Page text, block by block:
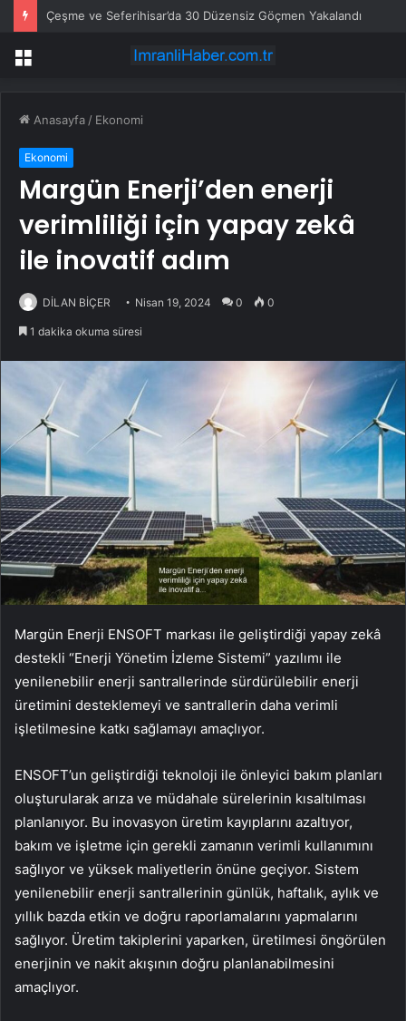
Çeşme ve Seferihisar’da 30 Düzensiz Göçmen Yakalandı
Menü
Anasayfa / Ekonomi
Ekonomi
Margün Enerji’den enerji
verimliliği için yapay zekâ
ile inovatif adım
DİLAN BİÇER Nisan 19, 2024 0 0
1 dakika okuma süresi
Margün Enerji ENSOFT markası ile geliştirdiği yapay zekâ
destekli “Enerji Yönetim İzleme Sistemi” yazılımı ile
yenilenebilir enerji santrallerinde sürdürülebilir enerji
üretimini desteklemeyi ve santrallerin daha verimli
işletilmesine katkı sağlamayı amaçlıyor.
ENSOFT’un geliştirdiği teknoloji ile önleyici bakım planları
oluşturularak arıza ve müdahale sürelerinin kısaltılması
planlanıyor. Bu inovasyon üretim kayıplarını azaltıyor,
bakım ve işletme için gerekli zamanın verimli kullanımını
sağlıyor ve yüksek maliyetlerin önüne geçiyor. Sistem
yenilenebilir enerji santrallerinin günlük, haftalık, aylık ve
yıllık bazda etkin ve doğru raporlamalarını yapmalarını
sağlıyor. Üretim takiplerini yaparken, üretilmesi öngörülen
enerjinin ve nakit akışının doğru planlanabilmesini
amaçlıyor.